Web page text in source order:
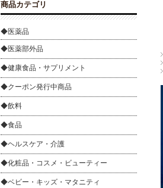
商品カテゴリ
◆医薬品
◆医薬部外品
◆健康食品・サプリメント
◆クーポン発行中商品
◆飲料
◆食品
◆ヘルスケア・介護
◆化粧品・コスメ・ビューティー
◆ベビー・キッズ・マタニティ